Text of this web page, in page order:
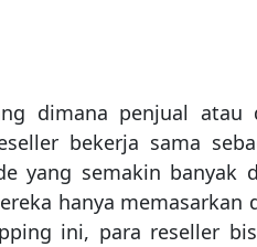
dimana penjual atau
bekerja sama
yang semakin banyak
hanya
ini, para reseller